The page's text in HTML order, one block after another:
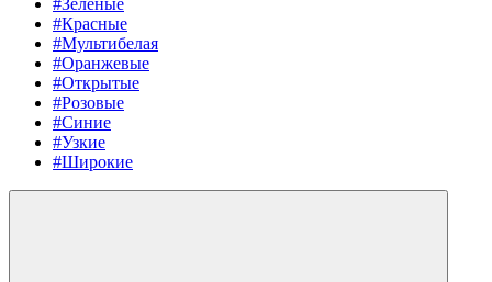
#Красные
#Мультибелая
#Оранжевые
#Открытые
#Розовые
#Синие
#Узкие
#Широкие